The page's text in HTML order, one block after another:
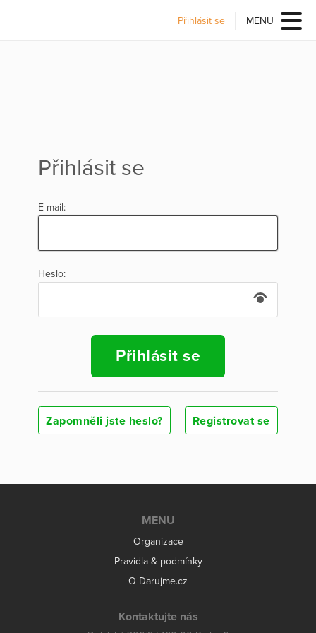
Přihlásit se MENU
Přihlásit se
E-mail:
Heslo:
Přihlásit se
Zapomněli jste heslo? Registrovat se
MENU
Organizace
Pravidla & podmínky
O Darujme.cz
Kontaktujte nás